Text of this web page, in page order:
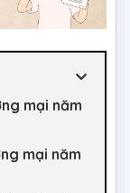
mại năm
mại năm